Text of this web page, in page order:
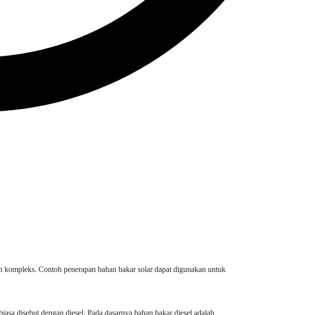
Contoh penerapan bahan bakar solar dapat digunakan untuk
disebut dengan diesel. Pada dasarnya bahan bakar diesel adalah